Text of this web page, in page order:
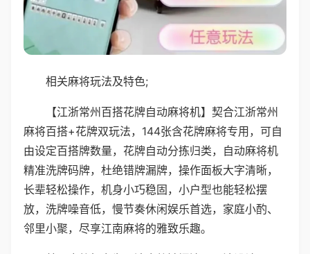
相关麻将玩法及特色;
【江浙常州百搭花牌自动麻将机】契合江浙常州
麻将百搭+花牌双玩法，144张含花牌麻将专用，可自
由设定百搭牌数量，花牌自动分拣归类，自动麻将机
精准洗牌码牌，杜绝错牌漏牌，操作面板大字清晰，
长辈轻松操作，机身小巧稳固，小户型也能轻松摆
放，洗牌噪音低，慢节奏休闲娱乐首选，家庭小酌、
邻里小聚，尽享江南麻将的雅致乐趣。